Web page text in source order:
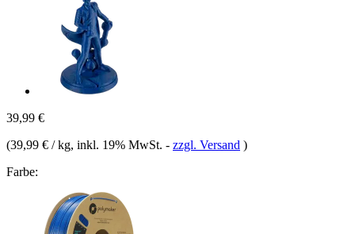
39,99 €
(39,99 € / kg, inkl. 19% MwSt. - zzgl. Versand )
Farbe: